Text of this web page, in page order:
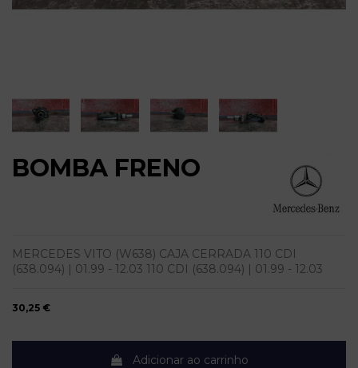
BOMBA FRENO
MERCEDES VITO (W638) CAJA CERRADA 110 CDI
(638.094) | 01.99 - 12.03 110 CDI (638.094) | 01.99 - 12.03
30,25 €
Adicionar ao carrinho